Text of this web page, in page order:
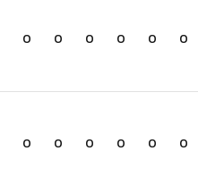
0 0 0 0 0 0
0 0 0 0 0 0